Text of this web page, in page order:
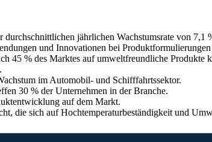
jährlichen Wachstumsrate von 7,1
und Innovationen bei
45 % des Marktes auf umweltfreundliche Produkte
im Automobil- und Schifffahrtssektor.
30 % der Unternehmen in der Branche.
auf dem Markt.
die sich auf Hochtemperaturbeständigkeit und